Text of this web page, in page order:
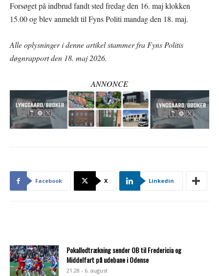
Forsøget på indbrud fandt sted fredag den 16. maj klokken
15.00 og blev anmeldt til Fyns Politi mandag den 18. maj.
Alle oplysninger i denne artikel stammer fra Fyns Politis
døgnrapport den 18. maj 2026.
ANNONCE
Facebook X Linkedin
Pokallodtrækning sender OB til Fredericia og
Middelfart på udebane i Odense
21:28 - 6. august